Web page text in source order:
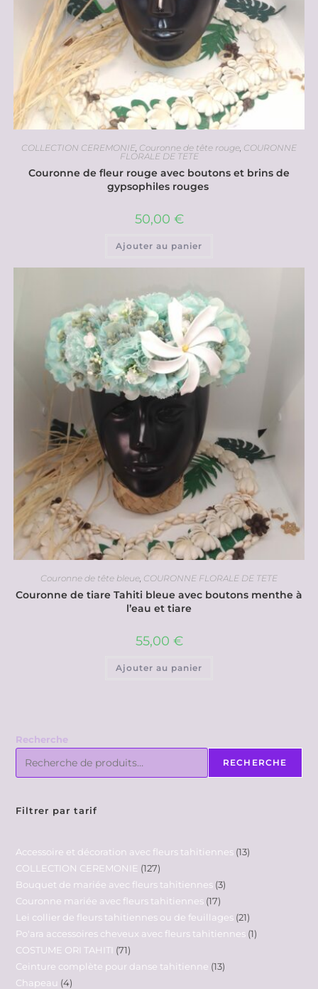
COLLECTION CEREMONIE, Couronne de tête rouge, COURONNE
FLORALE DE TETE
Couronne de fleur rouge avec boutons et brins de
gypsophiles rouges
50,00 €
Ajouter au panier
Couronne de tête bleue COURONNE FLORALE DE TETE
Couronne de tiare Tahiti bleue avec boutons menthe à
l’eau et tiare
55,00 €
Ajouter au panier
Recherche
RECHERCHE
Filtrer par tarif
Accessoire et décoration avec fleurs tahitiennes 13
COLLECTION CEREMONIE 127
Bouquet de mariée avec fleurs tahitiennes 3
Couronne mariée avec fleurs tahitiennes 17
Lei collier de fleurs tahitiennes ou de feuillages 21
Po'ara accessoires cheveux avec fleurs tahitiennes 1
COSTUME ORI TAHITI
71
Ceinture complète pour danse tahitienne 13
Chapeau 4